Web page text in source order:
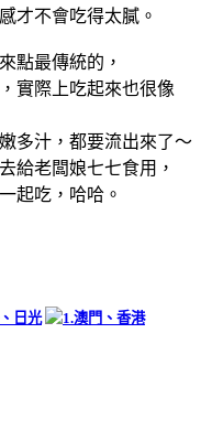
才不會吃得太膩。
點最傳統的，
實際上吃起來也很像
多汁，都要流出來了～
給老闆娘七七食用，
起吃，哈哈。